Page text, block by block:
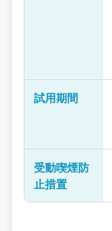
試用期間
受動喫煙防
止措置